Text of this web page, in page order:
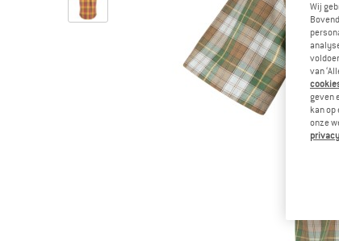
Wij
van
geven
kan
onze